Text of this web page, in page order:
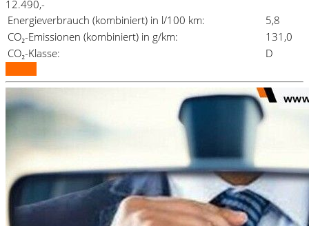
12.490,-
Energieverbrauch (kombiniert) in l/100 km:
5,8
CO₂-Emissionen (kombiniert) in g/km:
131,0
CO₂-Klasse:
D